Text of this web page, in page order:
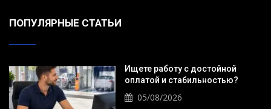
ПОПУЛЯРНЫЕ СТАТЬИ
Ищете работу с достойной
оплатой и стабильностью?
05/08/2026